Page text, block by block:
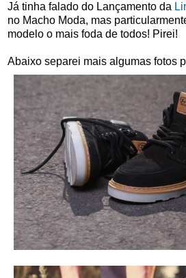
Já tinha falado do Lançamento da
no Macho Moda, mas
modelo o mais foda de todos! Pirei!
Abaixo separei mais algumas fotos